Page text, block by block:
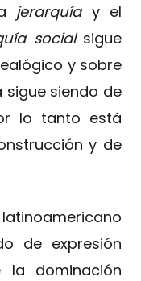
jerarquíay el
socialsigue
y sobre
sigue siendo de
lo tanto está
y de
de expresión
dominación